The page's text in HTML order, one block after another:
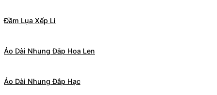
Đầm Lụa Xếp Li
Áo Dài Nhung Đắp Hoa Len
Áo Dài Nhung Đắp Hạc